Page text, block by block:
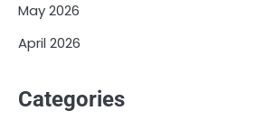
May 2026
April 2026
Categories